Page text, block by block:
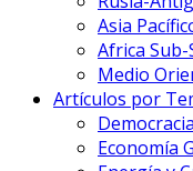
Asia
Africa
Medio
Artículos por
Economía